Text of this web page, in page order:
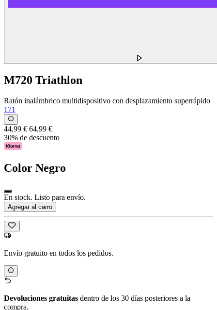
M720 Triathlon
Ratón inalámbrico multidispositivo con desplazamiento superrápido
171
44,99 € 64,99 €
30% de descuento
Color Negro
En stock. Listo para envío.
Agregar al carro
Envío gratuito en todos los pedidos.
Devoluciones gratuitas dentro de los 30 días posteriores a la
compra.